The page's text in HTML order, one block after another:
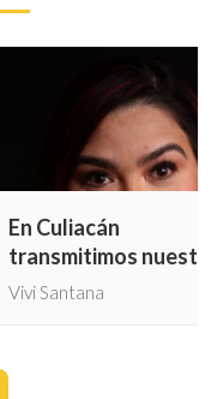
En Culiacán
transmitimos
propia muerte
Vivi Santana